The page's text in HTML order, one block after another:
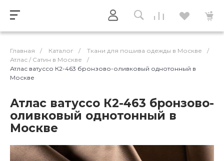
Главная / Каталог / Ткани для пошива одежды в Москве
/
Атлас / Cатин в Москве
/
Атлас ватуссо К2-463 бронзово-оливковый однотонный в
Москве
Атлас ватуссо К2-463 бронзово-
оливковый однотонный в
Москве